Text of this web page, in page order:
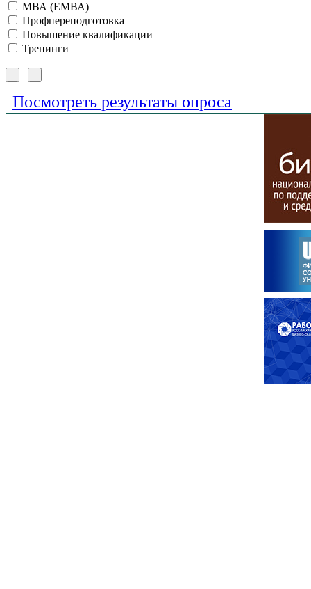
МВА (ЕМВА)
Профпереподготовка
Повышение квалификации
Тренинги
Посмотреть результаты опроса